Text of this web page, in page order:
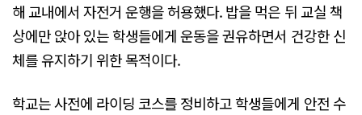
해 교내에서 자전거 운행을 허용했다. 밥을 먹은 뒤 교실 책
상에만 앉아 있는 학생들에게 운동을 권유하면서 건강한 신
체를 유지하기 위한 목적이다.
학교는 사전에 라이딩 코스를 정비하고 학생들에게 안전 수